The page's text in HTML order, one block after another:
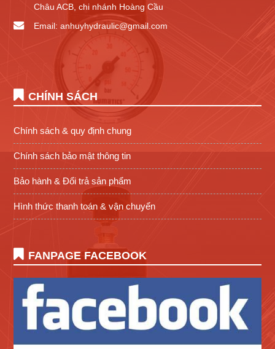
Châu ACB, chi nhánh Hoàng Cầu
Email: anhuyhydraulic@gmail.com
CHÍNH SÁCH
Chính sách & quy định chung
Chính sách bảo mật thông tin
Bảo hành & Đổi trả sản phẩm
Hình thức thanh toán & vận chuyển
FANPAGE FACEBOOK